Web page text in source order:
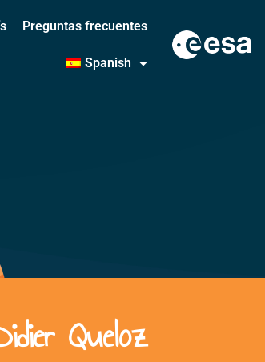
Preguntas frecuentes
Spanish
Queloz